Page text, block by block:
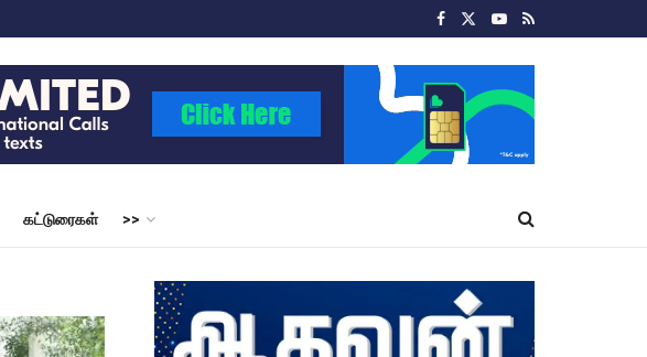
கட்டுரைகள் >>